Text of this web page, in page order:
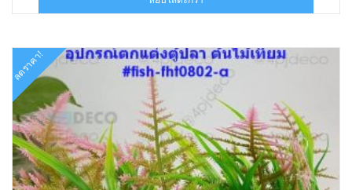
฿150.00.฿69.00.
ลดราคา!